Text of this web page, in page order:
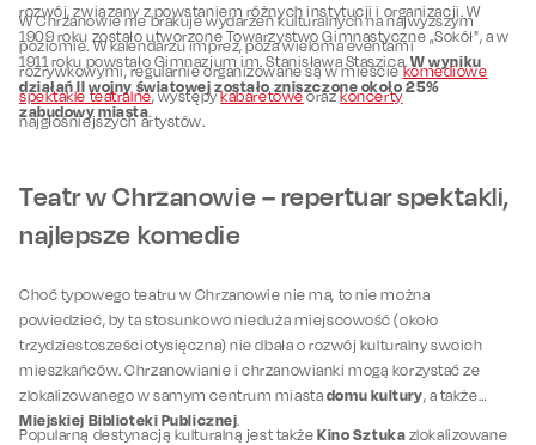
rozwój, związany z powstaniem różnych instytucji i organizacji. W
1909 roku zostało utworzone Towarzystwo Gimnastyczne „Sokół", a w
1911 roku powstało Gimnazjum im. Stanisława Staszica.W wyniku
działań II wojny światowej zostało zniszczone około 25%
zabudowy miasta.
W Chrzanowie nie brakuje wydarzeń kulturalnych na najwyższym
poziomie. W kalendarzu imprez, poza wieloma eventami
rozrywkowymi, regularnie organizowane są w mieściekomediowe
spektakle teatralne, występykabaretoweorazkoncerty
najgłośniejszych artystów.
Teatr w Chrzanowie – repertuar spektakli,
najlepsze komedie
Choć typowego teatru w Chrzanowie nie ma, to nie można
powiedzieć, by ta stosunkowo nieduża miejscowość (około
trzydziestosześciotysięczna) nie dbała o rozwój kulturalny swoich
mieszkańców. Chrzanowianie i chrzanowianki mogą korzystać ze
zlokalizowanego w samym centrum miasta domu kultury, a także
Miejskiej Biblioteki Publicznej.
Popularną destynacją kulturalną jest takżeKino Sztuka zlokalizowane